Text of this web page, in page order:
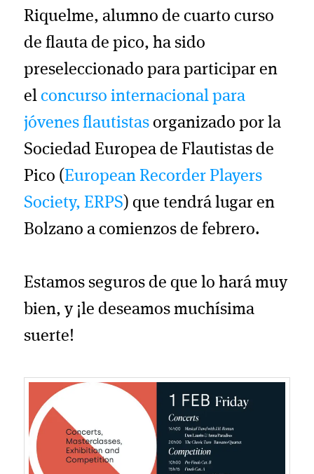
Riquelme, alumno de cuarto curso
de flauta de pico, ha sido
preseleccionado para participar en
elconcurso internacional para
jóvenes flautistas organizado por la
Sociedad Europea de Flautistas de
Pico (European Recorder Players
Society, ERPS) que tendrá lugar en
Bolzano a comienzos de febrero.
Estamos seguros de que lo hará muy
bien, y ¡le deseamos muchísima
suerte!